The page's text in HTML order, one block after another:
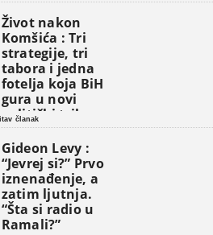
Život nakon
Komšića : Tri
strategije, tri
tabora i jedna
fotelja koja BiH
gura u novi
politički triler
članak
Gideon Levy :
“Jevrej si?” Prvo
iznenađenje, a
zatim ljutnja.
“Šta si radio u
Ramali?”